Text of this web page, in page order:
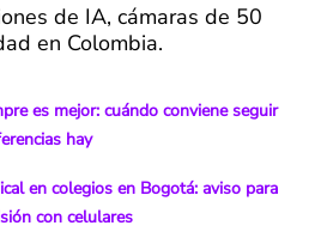
de IA, cámaras de 50
en Colombia.
es mejor: cuándo conviene seguir
hay
en colegios en Bogotá: aviso para
con celulares